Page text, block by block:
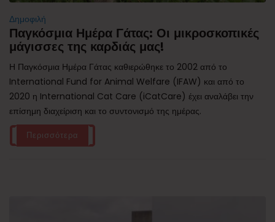
Δημοφιλή
Παγκόσμια Ημέρα Γάτας: Οι μικροσκοπικές
μάγισσες της καρδιάς μας!
Η Παγκόσμια Ημέρα Γάτας καθιερώθηκε το 2002 από το
International Fund for Animal Welfare (IFAW) και από το
2020 η International Cat Care (iCatCare) έχει αναλάβει την
επίσημη διαχείριση και το συντονισμό της ημέρας.
Περισσότερα